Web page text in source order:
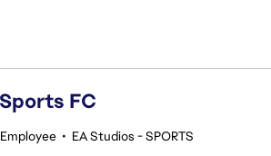
FC
• EA Studios - SPORTS